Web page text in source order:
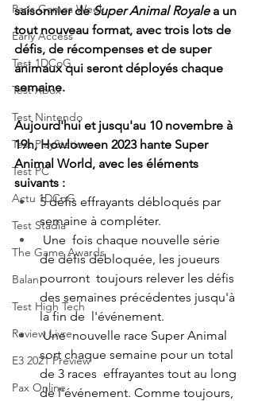
Paris Games Week
Early Access
Test 1DCoG
Test Xbox
Test Nintendo
Test PlayStation
Test PC
Actu 1DCoG
Test Stadia
The Game Awards
Balan
Test High Tech
Review Livre
E3 2021 Preview
Pax Online
saisonnier de Super Animal Royale a un
tout nouveau format, avec trois lots de
défis, de récompenses et de super
animaux qui seront déployés chaque
semaine.
Aujourd'hui et jusqu'au 10 novembre à
19h, Howloween 2023 hante Super
Animal World, avec les éléments
suivants :
5 défis effrayants débloqués par
semaine à compléter.
de défis débloquée, les joueurs
pourront  toujours relever les défis
des semaines précédentes jusqu'à
la fin de  l'événement.
Une  nouvelle race Super Animal
sort chaque semaine pour un total
de 3 races  effrayantes tout au long
de l'événement. Comme toujours,